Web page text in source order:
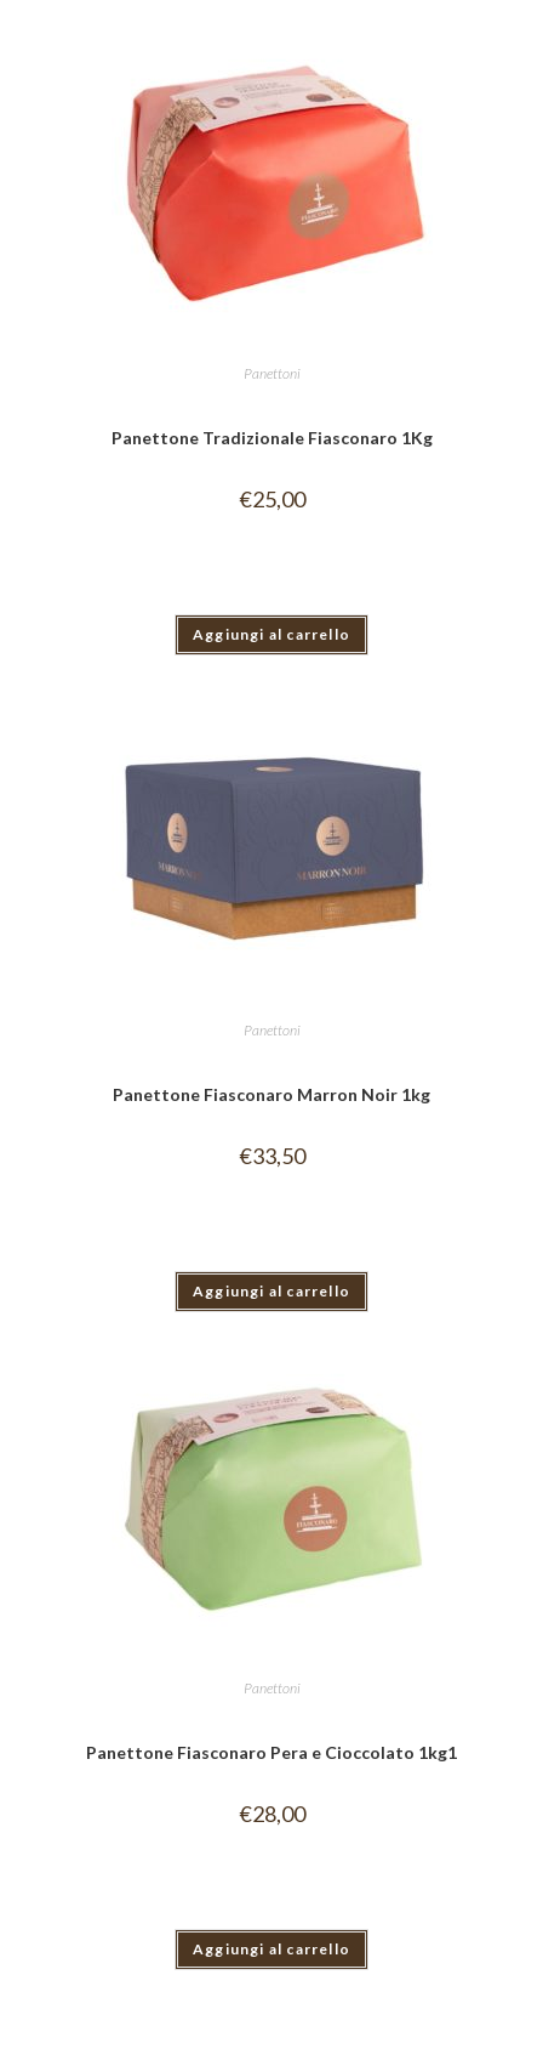
Panettoni
Panettone Tradizionale Fiasconaro 1Kg
€25,00
Aggiungi al carrello
Panettoni
Panettone Fiasconaro Marron Noir 1kg
€33,50
Aggiungi al carrello
Panettoni
Panettone Fiasconaro Pera e Cioccolato 1kg1
€28,00
Aggiungi al carrello